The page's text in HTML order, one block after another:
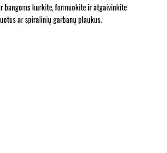
bangoms kurkite, formuokite ir atgaivinkite
ar spiralinių garbanų plaukus.